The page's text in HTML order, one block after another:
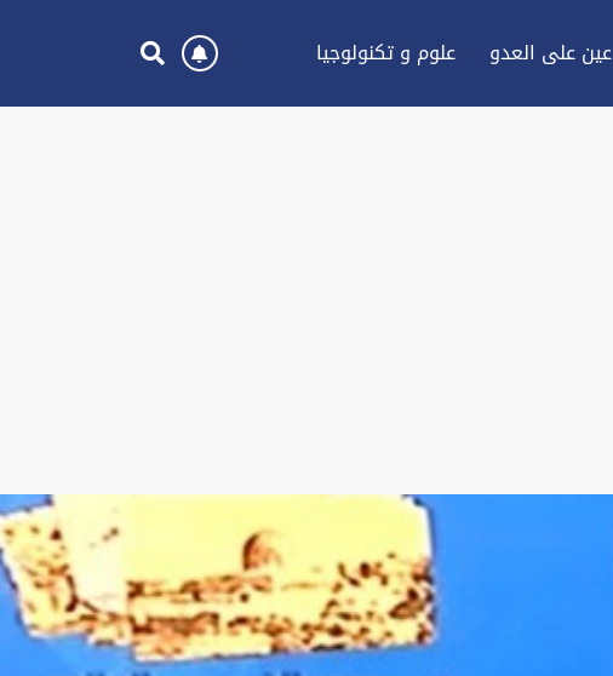
عين علی العدو علوم و تكنولوجيا